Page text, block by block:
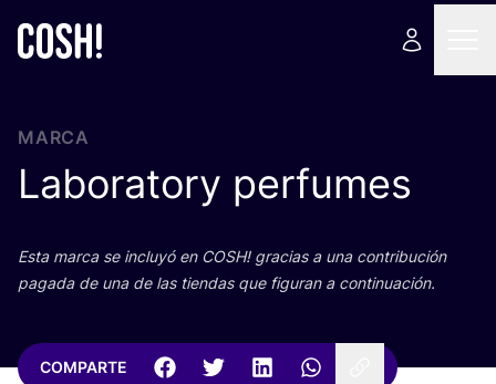
MARCA
Laboratory perfumes
Esta mar­ca se inclu­yó en COSH! gra­cias a una con­tri­bu­ción
paga­da de una de las tien­das que figu­ran a continuación.
COMPARTE